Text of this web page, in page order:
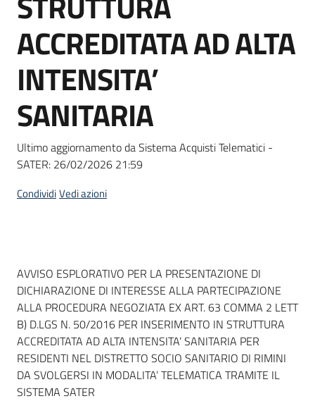
di
Supporto
telematiche
site
Seguici
su
ACCREDITATA AD ALTA
INTENSITA’
SANITARIA
Ultimo aggiornamento da Sistema Acquisti Telematici -
SATER: 26/02/2026 21:59
CondividiVedi azioni
Dati del bando
AVVISO ESPLORATIVO PER LA PRESENTAZIONE DI
DICHIARAZIONE DI INTERESSE ALLA PARTECIPAZIONE
ALLA PROCEDURA NEGOZIATA EX ART. 63 COMMA 2 LETT
B) D.LGS N. 50/2016 PER INSERIMENTO IN STRUTTURA
ACCREDITATA AD ALTA INTENSITA’ SANITARIA PER
RESIDENTI NEL DISTRETTO SOCIO SANITARIO DI RIMINI
DA SVOLGERSI IN MODALITA’ TELEMATICA TRAMITE IL
SISTEMA SATER